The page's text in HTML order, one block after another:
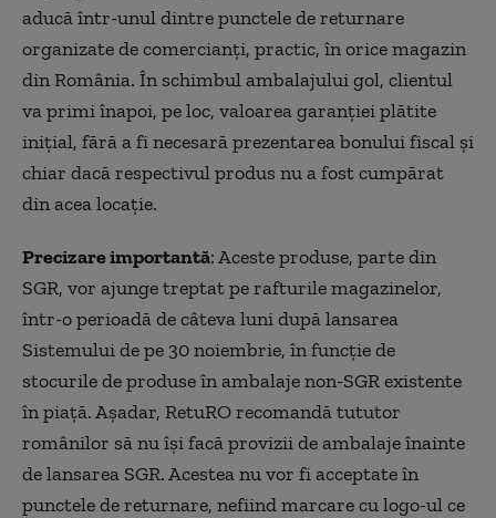
aducă într-unul dintre punctele de returnare
organizate de comercianți, practic, în orice magazin
din România. În schimbul ambalajului gol, clientul
va primi înapoi, pe loc, valoarea garanției plătite
inițial, fără a fi necesară prezentarea bonului fiscal și
chiar dacă respectivul produs nu a fost cumpărat
din acea locație.
Precizare importantă: Aceste produse, parte din
SGR, vor ajunge treptat pe rafturile magazinelor,
într-o perioadă de câteva luni după lansarea
Sistemului de pe 30 noiembrie, în funcție de
stocurile de produse în ambalaje non-SGR existente
în piață. Așadar, RetuRO recomandă tututor
românilor să nu își facă provizii de ambalaje înainte
de lansarea SGR. Acestea nu vor fi acceptate în
punctele de returnare, nefiind marcare cu logo-ul ce